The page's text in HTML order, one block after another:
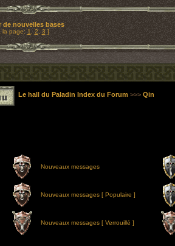
de nouvelles bases
la page: 1 ,2 ,3]
Le hall du Paladin Index du Forum >>> Qin
Nouveaux messages
Nouveaux messages [ Populaire ]
Nouveaux messages [ Verrouillé ]